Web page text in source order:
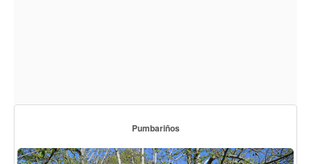
Pumbariños